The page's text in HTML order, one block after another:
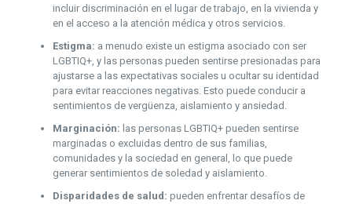
incluir discriminación en el lugar de trabajo, en la vivienda y
en el acceso a la atención médica y otros servicios.
Estigma: a menudo existe un estigma asociado con ser
LGBTIQ+, y las personas pueden sentirse presionadas para
ajustarse a las expectativas sociales u ocultar su identidad
para evitar reacciones negativas. Esto puede conducir a
sentimientos de vergüenza, aislamiento y ansiedad.
Marginación: las personas LGBTIQ+ pueden sentirse
marginadas o excluidas dentro de sus familias,
comunidades y la sociedad en general, lo que puede
generar sentimientos de soledad y aislamiento.
Disparidades de salud: pueden enfrentar desafíos de